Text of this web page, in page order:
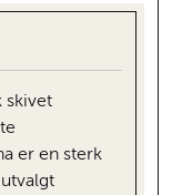
skivet
er en sterk